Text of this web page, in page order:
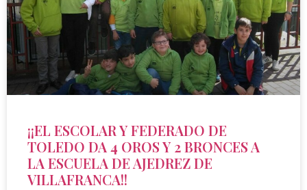
¡¡EL ESCOLAR Y FEDERADO DE
TOLEDO DA 4 OROS Y 2 BRONCES A
LA ESCUELA DE AJEDREZ DE
VILLAFRANCA!!